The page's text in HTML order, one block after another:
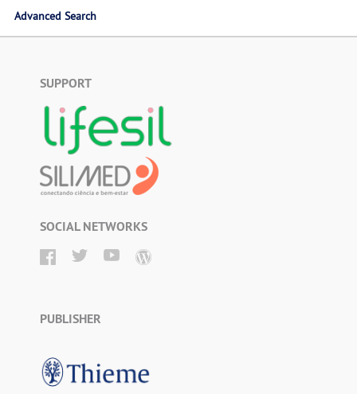
Advanced Search
SUPPORT
SOCIAL NETWORKS
PUBLISHER